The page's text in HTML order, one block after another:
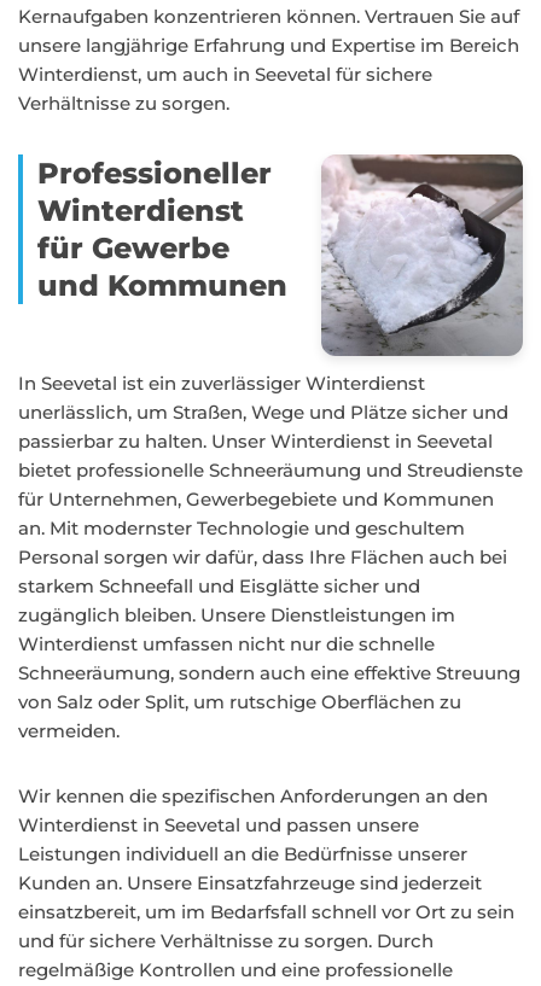
Kernaufgaben konzentrieren können. Vertrauen Sie auf
unsere langjährige Erfahrung und Expertise im Bereich
Winterdienst, um auch in Seevetal für sichere
Verhältnisse zu sorgen.
Professioneller
Winterdienst
für Gewerbe
und Kommunen
In Seevetal ist ein zuverlässiger Winterdienst
unerlässlich, um Straßen, Wege und Plätze sicher und
passierbar zu halten. Unser Winterdienst in Seevetal
bietet professionelle Schneeräumung und Streudienste
für Unternehmen, Gewerbegebiete und Kommunen
an. Mit modernster Technologie und geschultem
Personal sorgen wir dafür, dass Ihre Flächen auch bei
starkem Schneefall und Eisglätte sicher und
zugänglich bleiben. Unsere Dienstleistungen im
Winterdienst umfassen nicht nur die schnelle
Schneeräumung, sondern auch eine effektive Streuung
von Salz oder Split, um rutschige Oberflächen zu
vermeiden.
Wir kennen die spezifischen Anforderungen an den
Winterdienst in Seevetal und passen unsere
Leistungen individuell an die Bedürfnisse unserer
Kunden an. Unsere Einsatzfahrzeuge sind jederzeit
einsatzbereit, um im Bedarfsfall schnell vor Ort zu sein
und für sichere Verhältnisse zu sorgen. Durch
regelmäßige Kontrollen und eine professionelle